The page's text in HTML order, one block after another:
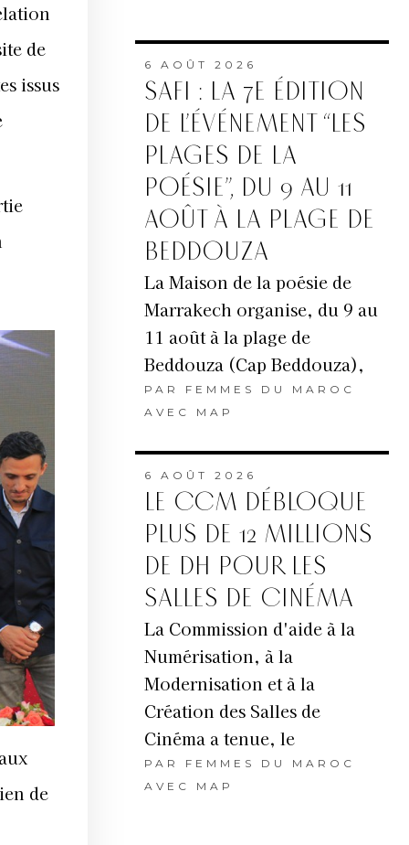
de
issus
de
6 AOÛT 2026
SAFI : LA 7E ÉDITION
DE L’ÉVÉNEMENT “LES
PLAGES DE LA
POÉSIE”, DU 9 AU 11
AOÛT À LA PLAGE DE
BEDDOUZA
La Maison de la poésie de
Marrakech organise, du 9 au
11 août à la plage de
Beddouza (Cap Beddouza),
PAR FEMMES DU MAROC
AVEC MAP
6 AOÛT 2026
LE CCM DÉBLOQUE
PLUS DE 12 MILLIONS
DE DH POUR LES
SALLES DE CINÉMA
La Commission d'aide à la
Numérisation, à la
Modernisation et à la
Création des Salles de
Cinéma a tenue, le
PAR FEMMES DU MAROC
AVEC MAP